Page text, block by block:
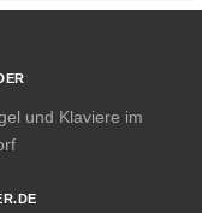
und Klaviere im